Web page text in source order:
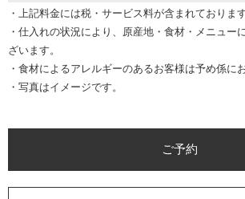
・上記料金には税・サービス料が含まれております
・仕入れの状況により、原産地・食材・メニュー
ざいます。
・食材によるアレルギーのあるお客様は予め係に
・写真はイメージです。
ご予約